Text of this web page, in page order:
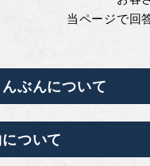
当ページで回
ぶんについて
ついて